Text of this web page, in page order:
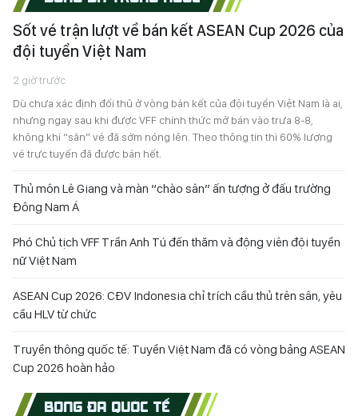
Sốt vé trận lượt về bán kết ASEAN Cup 2026 của
đội tuyển Việt Nam
2 giờ trước
Dù chưa xác định đối thủ ở vòng bán kết của đội tuyển Việt Nam là ai,
nhưng ngay sau khi được VFF chính thức mở bán vào trưa 8-8,
không khí “săn” vé đã sớm nóng lên. Theo thông tin thì 60% lượng
vé trực tuyến đã được bán hết.
Thủ môn Lê Giang và màn “chào sân” ấn tượng ở đấu trường
Đông Nam Á
Phó Chủ tịch VFF Trần Anh Tú đến thăm và động viên đội tuyển
nữ Việt Nam
ASEAN Cup 2026: CĐV Indonesia chỉ trích cầu thủ trên sân, yêu
cầu HLV từ chức
Truyền thông quốc tế: Tuyển Việt Nam đã có vòng bảng ASEAN
Cup 2026 hoàn hảo
BÓNG ĐÁ QUỐC TẾ